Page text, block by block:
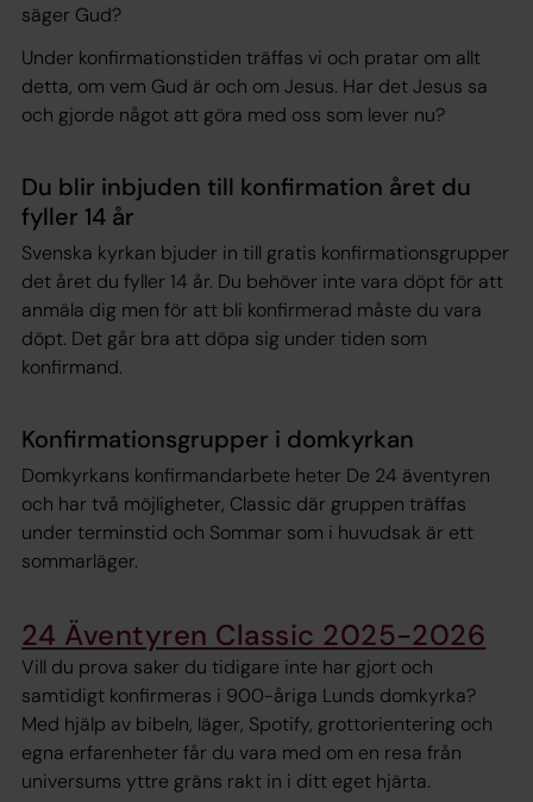
säger Gud?
Under konfirmationstiden träffas vi och pratar om allt
detta, om vem Gud är och om Jesus. Har det Jesus sa
och gjorde något att göra med oss som lever nu?
Du blir inbjuden till konfirmation året du
fyller 14 år
Svenska kyrkan bjuder in till gratis konfirmationsgrupper
det året du fyller 14 år. Du behöver inte vara döpt för att
anmäla dig men för att bli konfirmerad måste du vara
döpt. Det går bra att döpa sig under tiden som
konfirmand.
Konfirmationsgrupper i domkyrkan
Domkyrkans konfirmandarbete heter De 24 äventyren
och har två möjligheter, Classic där gruppen träffas
under terminstid och Sommar som i huvudsak är ett
sommarläger.
24 Äventyren Classic 2025-2026
Vill du prova saker du tidigare inte har gjort och
samtidigt konfirmeras i 900-åriga Lunds domkyrka?
Med hjälp av bibeln, läger, Spotify, grottorientering och
egna erfarenheter får du vara med om en resa från
universums yttre gräns rakt in i ditt eget hjärta.